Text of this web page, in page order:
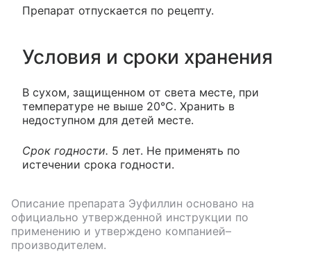
Препарат отпускается по рецепту.
Условия и сроки хранения
В сухом, защищенном от света месте, при
температуре не выше 20°С. Хранить в
недоступном для детей месте.
Срок годности. 5 лет. Не применять по
истечении срока годности.
Описание препарата Эуфиллин основано на
официально утвержденной инструкции по
применению и утверждено компанией–
производителем.